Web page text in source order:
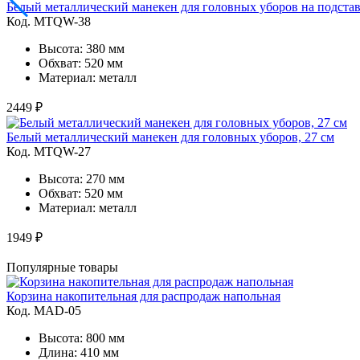
Белый металлический манекен для головных уборов на
Код. MTQW-38
Высота: 380 мм
Обхват: 520 мм
Материал: металл
2449 ₽
Белый металлический манекен для головных уборов, 27 см
Код. MTQW-27
Высота: 270 мм
Обхват: 520 мм
Материал: металл
1949 ₽
Популярные товары
Корзина накопительная для распродаж напольная
Код. MAD-05
Высота: 800 мм
Длина: 410 мм